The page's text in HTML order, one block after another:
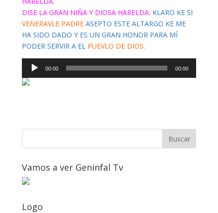
DISE LA GRAN NIÑA Y DIOSA HARELDA: KLARO KE SI
VENERAVLE PADREASEPTO ESTE ALTARGO KE ME
HA SIDO DADO Y ES UN GRAN HONOR PARA MÍ
PODER SERVIR A EL PUEVLO DE DIOS.
Reproductor
audio
00:00 00:00
Vamos a ver Geninfal Tv
Logo